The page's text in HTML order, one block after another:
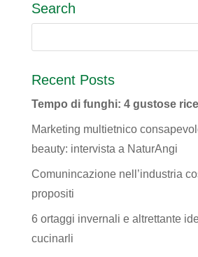
Search
Recent Posts
Tempo di funghi: 4 gustose
Marketing multietnico
beauty: intervista a NaturAngi
Comunincazione nell’industria
propositi
6 ortaggi invernali e altrettante
cucinarli